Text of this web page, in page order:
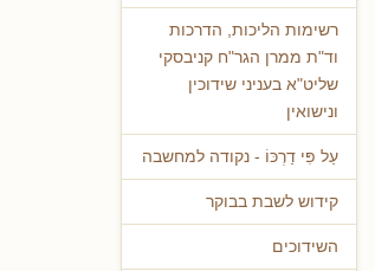
רשימות הליכות, הדרכות
וד"ת ממרן הגר"ח קניבסקי
שליט"א בעניני שידוכין
ונישואין
עַל פִּי דַרְכּוֹ - נקודה למחשבה
קידוש לשבת בבוקר
השידוכים